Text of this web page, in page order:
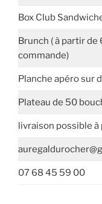
Box Club
Brunch ( à partir
commande)
Planche apéro sur
Plateau de 50
livraison possible
07 68 45 59 00